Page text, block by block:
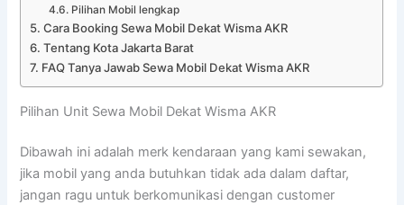
Pilihan Mobil lengkap
Cara Booking Sewa Mobil Dekat Wisma AKR
Tentang Kota Jakarta Barat
FAQ Tanya Jawab Sewa Mobil Dekat Wisma AKR
Pilihan Unit Sewa Mobil Dekat Wisma AKR
Dibawah ini adalah merk kendaraan yang kami sewakan,
jika mobil yang anda butuhkan tidak ada dalam daftar,
jangan ragu untuk berkomunikasi dengan customer